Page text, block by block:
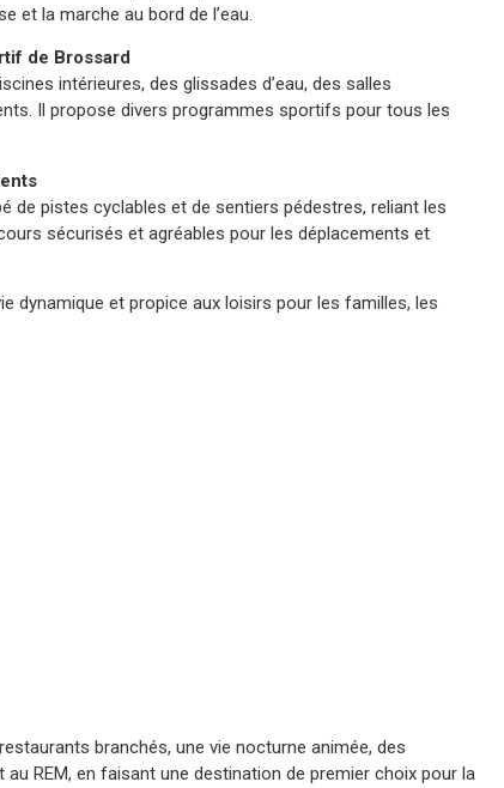
et la marche au bord de l’eau.
de Brossard
intérieures, des glissades d’eau, des salles
Il propose divers programmes sportifs pour tous les
de pistes cyclables et de sentiers pédestres, reliant les
sécurisés et agréables pour les déplacements et
dynamique et propice aux loisirs pour les familles, les
branchés, une vie nocturne animée, des
REM, en faisant une destination de premier choix pour la